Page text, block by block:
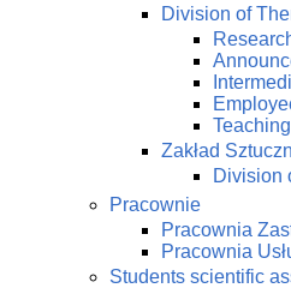
Division of
Teaching
Zakład
Division
Pracownie
Pracownia
Pracownia
Students scientific